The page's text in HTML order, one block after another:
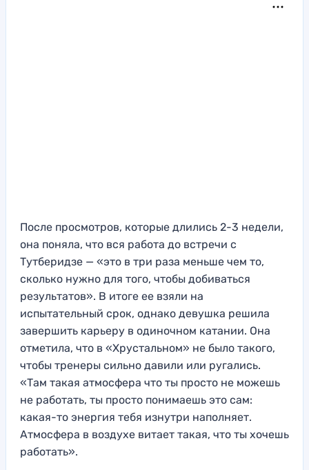
После просмотров, которые длились 2-3 недели,
она поняла, что вся работа до встречи с
Тутберидзе — «это в три раза меньше чем то,
сколько нужно для того, чтобы добиваться
результатов». В итоге ее взяли на
испытательный срок, однако девушка решила
завершить карьеру в одиночном катании. Она
отметила, что в «Хрустальном» не было такого,
чтобы тренеры сильно давили или ругались.
«Там такая атмосфера что ты просто не можешь
не работать, ты просто понимаешь это сам:
какая-то энергия тебя изнутри наполняет.
Атмосфера в воздухе витает такая, что ты хочешь
работать».